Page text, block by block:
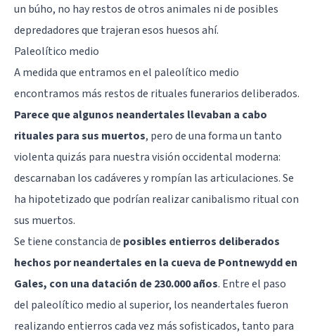
un búho, no hay restos de otros animales ni de posibles
depredadores que trajeran esos huesos ahí.
Paleolítico medio
A medida que entramos en el paleolítico medio
encontramos más restos de rituales funerarios deliberados.
Parece que algunos neandertales llevaban a cabo
rituales para sus muertos, pero de una forma un tanto
violenta quizás para nuestra visión occidental moderna:
descarnaban los cadáveres y rompían las articulaciones. Se
ha hipotetizado que podrían realizar canibalismo ritual con
sus muertos.
Se tiene constancia de posibles entierros deliberados
hechos por neandertales en la cueva de Pontnewydd en
Gales, con una datación de 230.000 años. Entre el paso
del paleolítico medio al superior, los neandertales fueron
realizando entierros cada vez más sofisticados, tanto para